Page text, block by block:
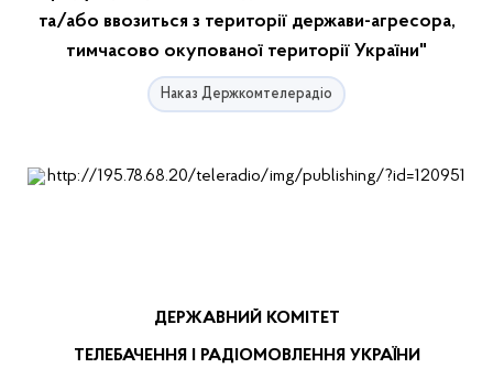
та/або ввозиться з території держави-агресора,
тимчасово окупованої території України"
Наказ Держкомтелерадіо
ДЕРЖАВНИЙ КОМІТЕТ
ТЕЛЕБАЧЕННЯ І РАДІОМОВЛЕННЯ УКРАЇНИ